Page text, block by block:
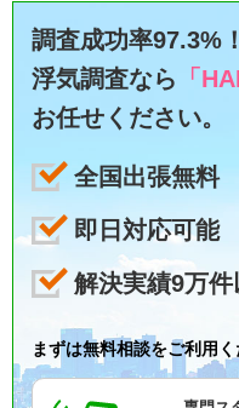
調査成功率97.3%！
浮気調査なら 「
お任せください。
全国出張無料
即日対応可能
解決実績9万件
まずは無料相談をご利用